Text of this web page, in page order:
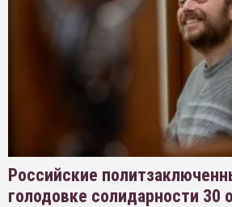
Российские
голодовке солидарности 30